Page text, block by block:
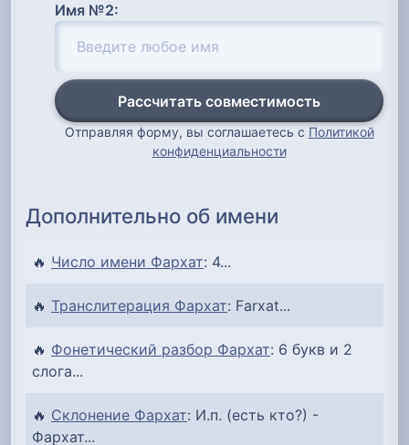
Имя №2:
Рассчитать совместимость
Отправляя форму, вы соглашаетесь с Политикой
конфиденциальности
Дополнительно об имени
🔥 Число имени Фархат: 4...
🔥 Транслитерация Фархат: Farxat...
🔥 Фонетический разбор Фархат: 6 букв и 2
слога...
🔥 Склонение Фархат: И.п. (есть кто?) -
Фархат...